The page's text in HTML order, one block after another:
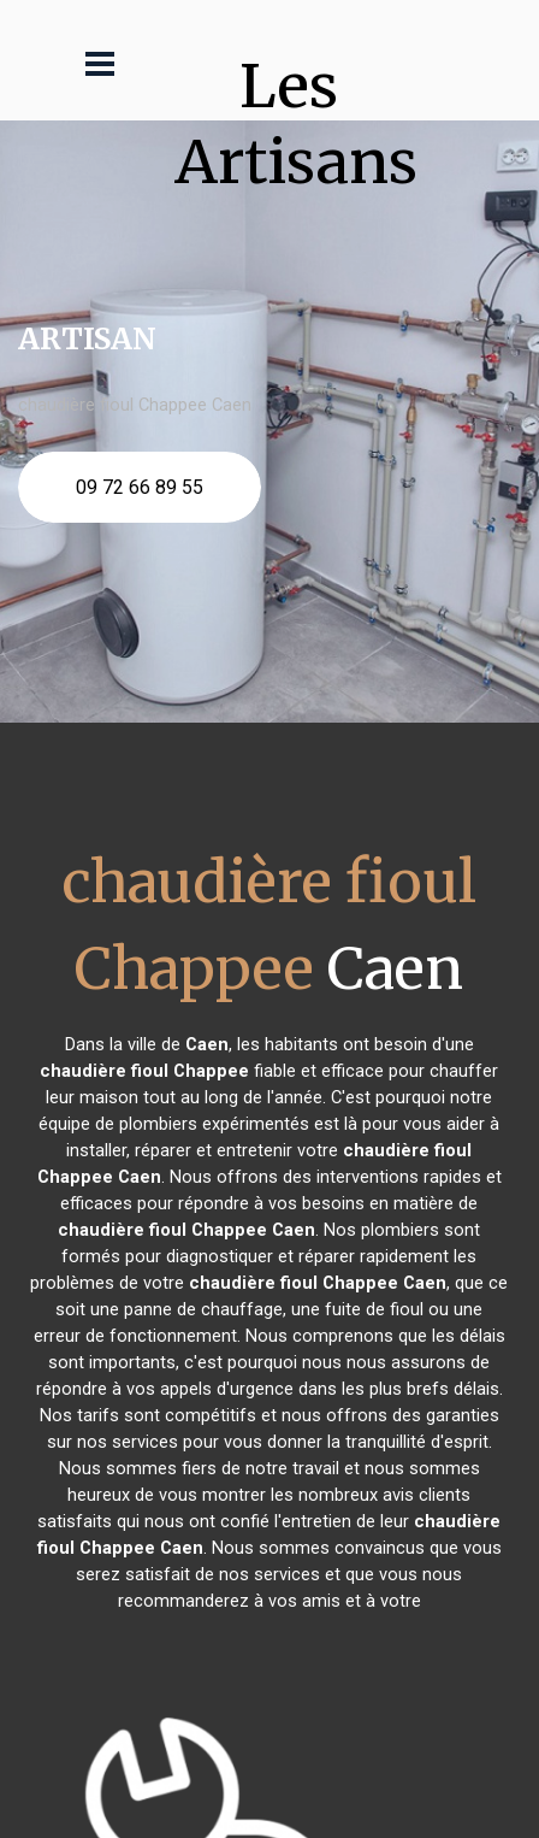
Les
Artisans
ARTISAN
chaudière fioul Chappee Caen
09 72 66 89 55
chaudière fioul
Chappee Caen
Dans la ville de Caen, les habitants ont besoin d'une
chaudière fioul Chappee fiable et efficace pour chauffer
leur maison tout au long de l'année. C'est pourquoi notre
équipe de plombiers expérimentés est là pour vous aider à
installer, réparer et entretenir votre chaudière fioul
Chappee Caen. Nous offrons des interventions rapides et
efficaces pour répondre à vos besoins en matière de
chaudière fioul Chappee Caen. Nos plombiers sont
formés pour diagnostiquer et réparer rapidement les
problèmes de votre chaudière fioul Chappee Caen, que ce
soit une panne de chauffage, une fuite de fioul ou une
erreur de fonctionnement. Nous comprenons que les délais
sont importants, c'est pourquoi nous nous assurons de
répondre à vos appels d'urgence dans les plus brefs délais.
Nos tarifs sont compétitifs et nous offrons des garanties
sur nos services pour vous donner la tranquillité d'esprit.
Nous sommes fiers de notre travail et nous sommes
heureux de vous montrer les nombreux avis clients
satisfaits qui nous ont confié l'entretien de leur chaudière
fioul Chappee Caen. Nous sommes convaincus que vous
serez satisfait de nos services et que vous nous
recommanderez à vos amis et à votre